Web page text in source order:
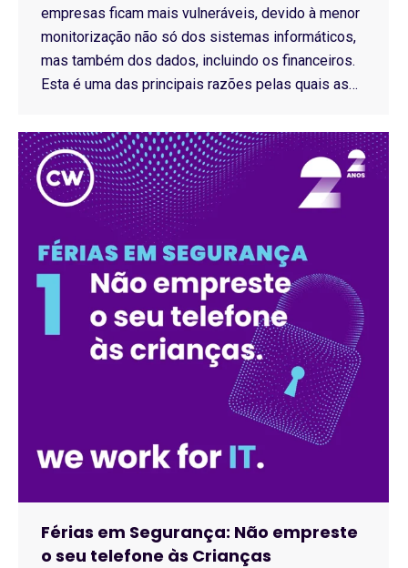
empresas ficam mais vulneráveis, devido à menor
monitorização não só dos sistemas informáticos,
mas também dos dados, incluindo os financeiros.
Esta é uma das principais razões pelas quais as…
Férias em Segurança: Não empreste
o seu telefone às Crianças